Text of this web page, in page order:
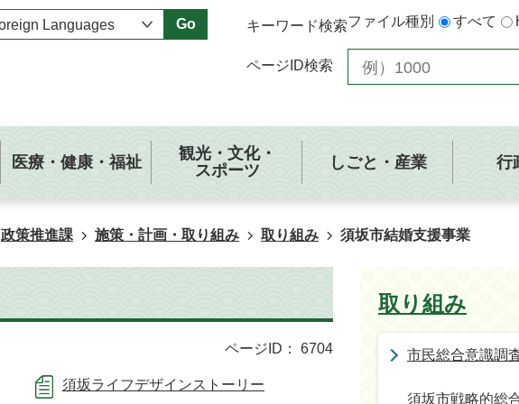
Go キーワード検索ファイル種別 すべて
ページID検索
医療・健康・福祉
観光・文化・
スポーツ
しごと・産業 行
政策推進課 施策・計画・取り組み 取り組み 須坂市結婚支援事業
ページID： 6704
須坂ライフデザインストーリー
取り組み
市民総合意識調
須坂市戦略的総